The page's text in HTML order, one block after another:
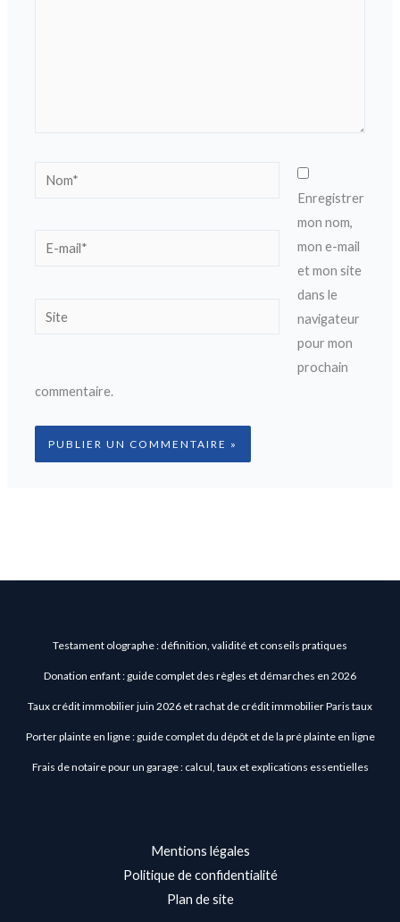
Nom*
E-
Site
Enregistrer
mon nom,
mon e-mail
et mon site
dans le
navigateur
pour mon
prochain
commentaire.
Testament olographe : définition, validité et conseils pratiques
Donation enfant : guide complet des règles et démarches en 2026
Taux crédit immobilier juin 2026 et rachat de crédit immobilier Paris taux
Porter plainte en ligne : guide complet du dépôt et de la pré plainte en ligne
Frais de notaire pour un garage : calcul, taux et explications essentielles
Mentions légales
Politique de confidentialité
Plan de site